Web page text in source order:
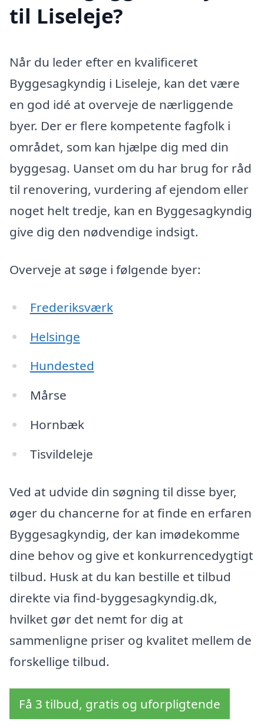
til Liseleje?
Når du leder efter en kvalificeret
Byggesagkyndig i Liseleje, kan det være
en god idé at overveje de nærliggende
byer. Der er flere kompetente fagfolk i
området, som kan hjælpe dig med din
byggesag. Uanset om du har brug for råd
til renovering, vurdering af ejendom eller
noget helt tredje, kan en Byggesagkyndig
give dig den nødvendige indsigt.
Overveje at søge i følgende byer:
Frederiksværk
Helsinge
Hundested
Mårse
Hornbæk
Tisvildeleje
Ved at udvide din søgning til disse byer,
øger du chancerne for at finde en erfaren
Byggesagkyndig, der kan imødekomme
dine behov og give et konkurrencedygtigt
tilbud. Husk at du kan bestille et tilbud
direkte via find-byggesagkyndig.dk,
hvilket gør det nemt for dig at
sammenligne priser og kvalitet mellem de
forskellige tilbud.
Få 3 tilbud, gratis og uforpligtende